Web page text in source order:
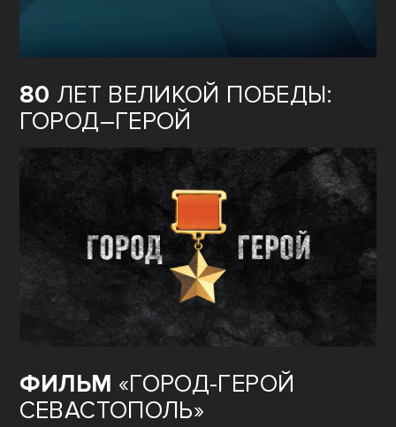
80 ЛЕТ ВЕЛИКОЙ ПОБЕДЫ:
ГОРОД–ГЕРОЙ
ФИЛЬМ «ГОРОД-ГЕРОЙ
СЕВАСТОПОЛЬ»